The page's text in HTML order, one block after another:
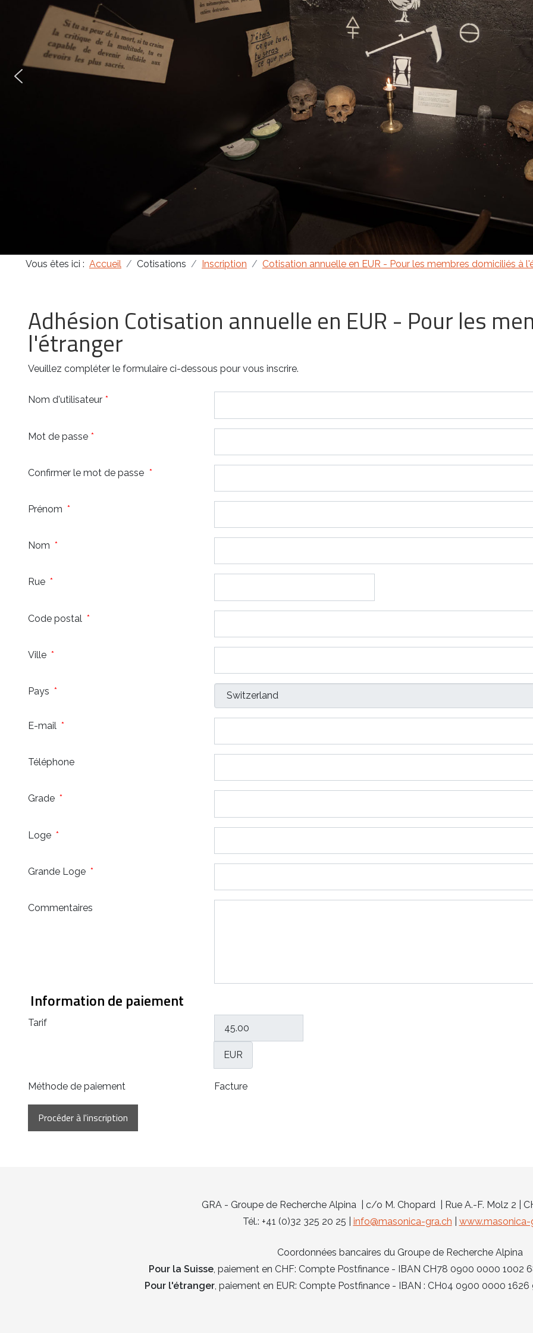
Vous êtes ici : Accueil Cotisations Inscription Cotisation annuelle en EUR - Pour les membres domiciliés à
Adhésion Cotisation annuelle en EUR - Pour les
l'étranger
Veuillez compléter le formulaire ci-dessous pour vous inscrire.
Nom d'utilisateur *
Mot de passe *
Confirmer le mot de passe *
Prénom *
Nom *
Rue *
Code postal *
Ville *
Pays *
E-mail *
Téléphone
Grade *
Loge *
Grande Loge *
Commentaires
Information de paiement
Tarif
EUR
Méthode de paiement Facture
GRA - Groupe de Recherche Alpina | c/o M. Chopard | Rue A.-F. Molz 2 |
Tél.: +41 (0)32 325 20 25 | info@masonica-gra.ch www.masonica-
Coordonnées bancaires du Groupe de Recherche Alpina
Pour la Suisse, paiement en CHF: Compte Postfinance - IBAN CH78 0900 0000 1002
Pour l'étranger , paiement en EUR: Compte Postfinance - IBAN : CH04 0900 0000 1626
Masonica 47
Masonica 46